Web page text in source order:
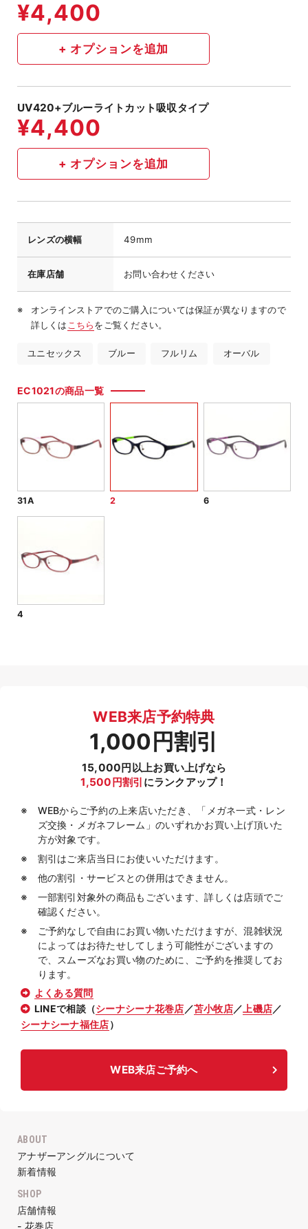
UV420+ブルーライトカット吸収タイプ
レンズの横幅 49mm
在庫店舗 お問い合わせください
オンラインストアでのご購入については保証が異なりますので
詳しくは こちらをご覧ください。
ユニセックス ブルー フルリム オーバル
EC1021の商品一覧
31A 2 6
4
WEB来店予約特典
1,000円割引
15,000円以上お買い上げなら
1,500円割引 にランクアップ！
WEBからご予約の上来店いただき、「メガネ一式・レン
ズ交換・メガネフレーム」のいずれかお買い上げ頂いた
方が対象です。
割引はご来店当日にお使いいただけます。
他の割引・サービスとの併用はできません。
一部割引対象外の商品もございます、詳しくは店頭でご
確認ください。
ご予約なしで自由にお買い物いただけますが、混雑状況
によってはお待たせしてしまう可能性がございますの
で、スムーズなお買い物のために、ご予約を推奨してお
ります。
よくある質問
LINEで相談（シーナシーナ花巻店／苫小牧店／上磯店／
シーナシーナ福住店）
WEB来店ご予約へ
ABOUT
アナザーアングルについて
新着情報
SHOP
店舗情報
- 花巻店